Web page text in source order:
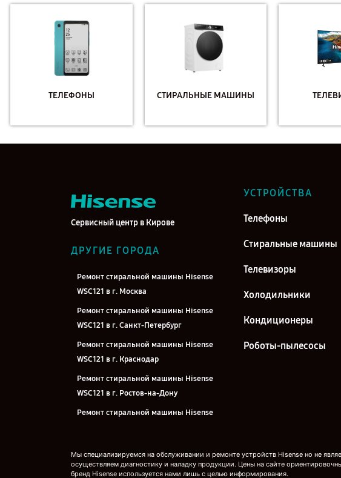
ТЕЛЕФОНЫ СТИРАЛЬНЫЕ МАШИНЫ
Сервисный центр в Кирове
ДРУГИЕ ГОРОДА
Ремонт стиральной машины Hisense
WSC121 в г. Москва
Ремонт стиральной машины Hisense
WSC121 в г. Санкт-Петербург
Ремонт стиральной машины Hisense
WSC121 в г. Краснодар
Ремонт стиральной машины Hisense
WSC121 в г. Ростов-на-Дону
Ремонт стиральной машины Hisense
WSC121 в г. Новосибирск
УСТРОЙСТВА
Телефоны
Стиральные машины
Телевизоры
Холодильники
Кондиционеры
Роботы-пылесосы
Мы специализируемся на обслуживании и ремонте устройств Hisense но не
осуществляем диагностику и наладку продукции. Цены на сайте
бренд Hisense используется нами лишь с целью информирования.